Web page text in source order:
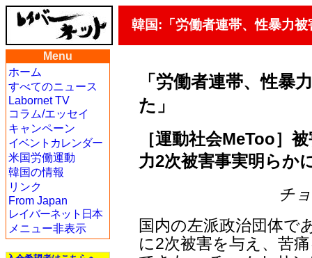
韓国:「労働者連帯、性暴力
Menu
ホーム
すべてのニュース
Labornet TV
コラム/エッセイ
キャンペーン
イベントカレンダー
米国労働運動
韓国の情報
リンク
From Japan
レイバーネット日本
メニュー非表示
「労働者連帯、性暴
た」
［運動社会MeToo］
力2次被害事実明らか
チ
国内の左派政治団体で
に2次被害を与え、苦